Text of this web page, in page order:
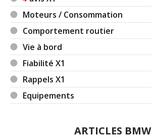
Moteurs / Consommation
Comportement routier
Vie à bord
Fiabilité X1
Rappels X1
Equipements
ARTICLES BMW